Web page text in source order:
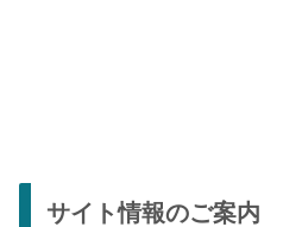
サイト情報のご案内